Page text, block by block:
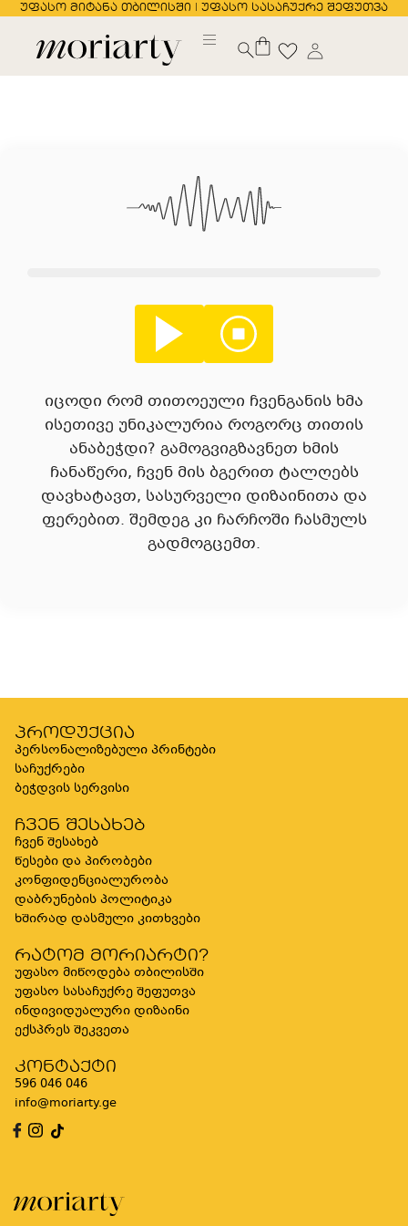
უფასო მიტანა თბილისში | უფასო სასაჩუქრე შეფუთვა
იცოდი რომ თითოეული ჩვენგანის ხმა
ისეთივე უნიკალურია როგორც თითის
ანაბეჭდი? გამოგვიგზავნეთ ხმის
ჩანაწერი, ჩვენ მის ბგერით ტალღებს
დავხატავთ, სასურველი დიზაინითა და
ფერებით. შემდეგ კი ჩარჩოში ჩასმულს
გადმოგცემთ.
პროდუქცია
პერსონალიზებული პრინტები
საჩუქრები
ბეჭდვის სერვისი
ჩვენ შესახებ
ჩვენ შესახებ
წესები და პირობები
კონფიდენციალურობა
დაბრუნების პოლიტიკა
ხშირად დასმული კითხვები
რატომ მორიარტი?
უფასო მიწოდება თბილისში
უფასო სასაჩუქრე შეფუთვა
ინდივიდუალური დიზაინი
ექსპრეს შეკვეთა
კონტაქტი
596 046 046
info@moriarty.ge